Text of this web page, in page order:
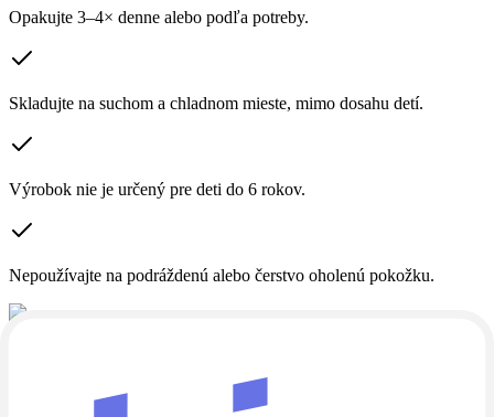
Opakujte 3–4× denne alebo podľa potreby.
Skladujte na suchom a chladnom mieste, mimo dosahu detí.
Výrobok nie je určený pre deti do 6 rokov.
Nepoužívajte na podráždenú alebo čerstvo oholenú pokožku.